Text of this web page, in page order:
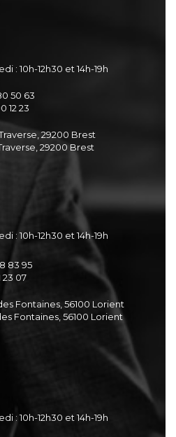
: 10h-12h30 et 14h-19h
50 63
12 23
29200 Brest
29200 Brest
: 10h-12h30 et 14h-19h
83 95
23 07
Fontaines, 56100 Lorient
Fontaines, 56100 Lorient
: 10h-12h30 et 14h-19h